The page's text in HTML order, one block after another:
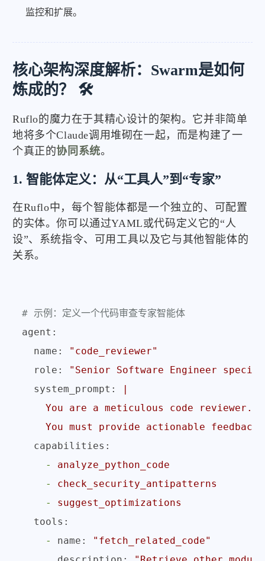
监控和扩展。
核心架构深度解析：Swarm是如何
炼成的？ 🛠️
Ruflo的魔力在于其精心设计的架构。它并非简单
地将多个Claude调用堆砌在一起，而是构建了一
个真正的协同系统。
1. 智能体定义：从“工具人”到“专家”
在Ruflo中，每个智能体都是一个独立的、可配置
的实体。你可以通过YAML或代码定义它的“人
设”、系统指令、可用工具以及它与其他智能体的
关系。
# 示例：定义一个代码审查专家智能体
agent:
name:
"code_reviewer"
role:
"Senior Software Engineer
system_prompt:
|
You are a meticulous code reviewer.
capabilities:
-
analyze_python_code
-
check_security_antipatterns
-
suggest_optimizations
tools:
-
name:
"fetch_related_code"